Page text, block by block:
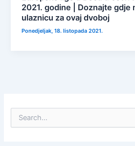
2021. godine | Doznajte gdje
ulaznicu za ovaj dvoboj
Ponedjeljak, 18. listopada 2021.